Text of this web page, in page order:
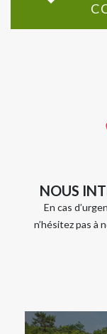
NOUS
En cas
n’hésitez pas à